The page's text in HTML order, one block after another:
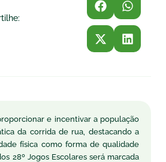
e incentivar a população
da corrida de rua, destacando a
física como forma de qualidade
28º Jogos Escolares será marcada